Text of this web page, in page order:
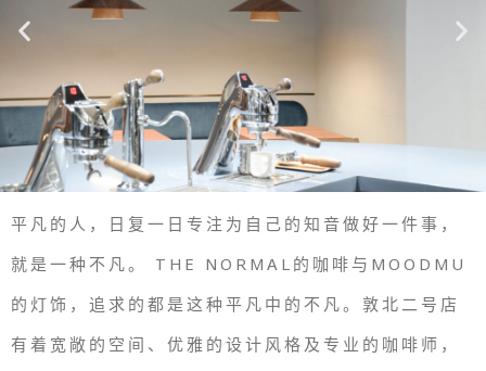
平凡的人，日复一日专注为自己的知音做好一件事，
就是一种不凡。 THE NORMAL的咖啡与MOODMU
的灯饰，追求的都是这种平凡中的不凡。 敦北二号店
有着宽敞的空间、优雅的设计风格及专业的咖啡师，